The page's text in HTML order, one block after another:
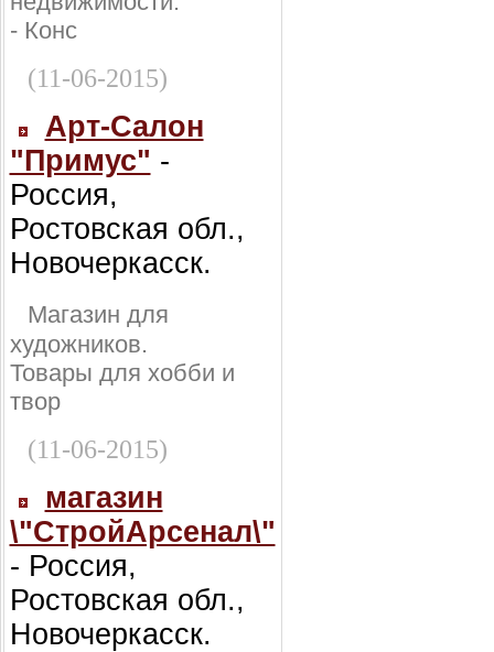
- Конс
(11-06-2015)
Арт-Салон
"Примус" -
Россия,
Ростовская обл.,
Новочеркасск.
Магазин для
художников.
Товары для хобби и
твор
(11-06-2015)
магазин
\"СтройАрсенал\"
- Россия,
Ростовская обл.,
Новочеркасск.